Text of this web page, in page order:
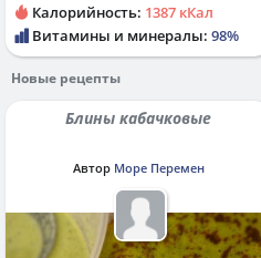
Калорийность: 1387 кКал
Витамины и минералы: 98%
Новые рецепты
Блины кабачковые
Автор Море Перемен